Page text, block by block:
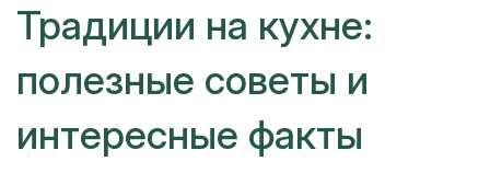
Традиции на кухне:
полезные советы и
интересные факты